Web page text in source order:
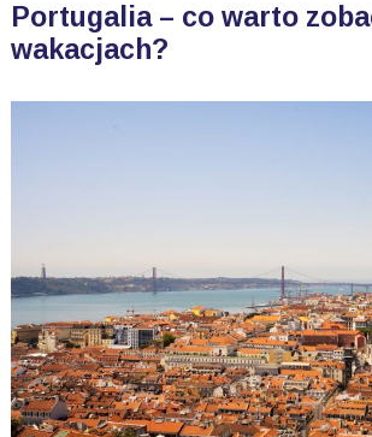
Portugalia – co warto
wakacjach?